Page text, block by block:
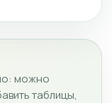
можно
таблицы,